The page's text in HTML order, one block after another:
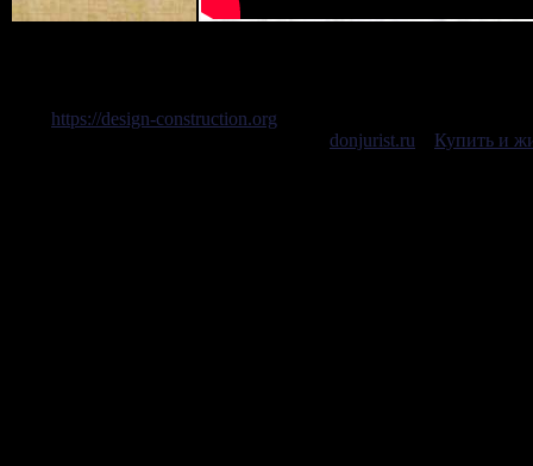
https://design-construction.org
donjurist.ru Купить и